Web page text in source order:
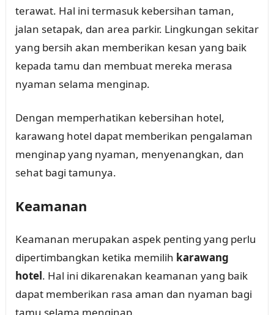
terawat. Hal ini termasuk kebersihan taman,
jalan setapak, dan area parkir. Lingkungan sekitar
yang bersih akan memberikan kesan yang baik
kepada tamu dan membuat mereka merasa
nyaman selama menginap.
Dengan memperhatikan kebersihan hotel,
karawang hotel dapat memberikan pengalaman
menginap yang nyaman, menyenangkan, dan
sehat bagi tamunya.
Keamanan
Keamanan merupakan aspek penting yang perlu
dipertimbangkan ketika memilih karawang
hotel. Hal ini dikarenakan keamanan yang baik
dapat memberikan rasa aman dan nyaman bagi